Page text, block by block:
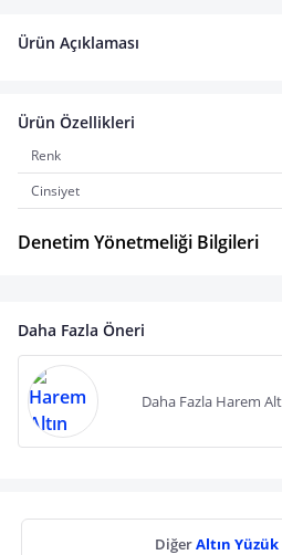
Ürün Açıklaması
Ürün Özellikleri
Renk
Cinsiyet
Denetim Yönetmeliği Bilgileri
Daha Fazla Öneri
Daha Fazla Harem
DiğerAltın Yüzük